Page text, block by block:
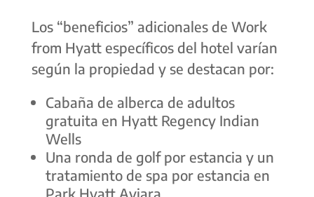
Los “beneficios” adicionales de Work
from Hyattespecíficos del hotel varían
según la propiedad y se destacan por:
Cabaña de alberca de adultos
gratuita en Hyatt Regency Indian
Wells
Una ronda de golf por estancia y un
tratamiento de spa por estancia en
Park Hyatt Aviara